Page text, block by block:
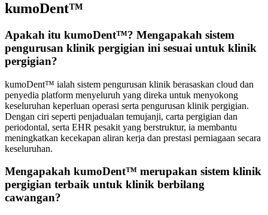
kumoDent™
Apakah itu kumoDent™? Mengapakah sistem
pengurusan klinik pergigian ini sesuai untuk klinik
pergigian?
kumoDent™ ialah sistem pengurusan klinik berasaskan cloud dan
penyedia platform menyeluruh yang direka untuk menyokong
keseluruhan keperluan operasi serta pengurusan klinik pergigian.
Dengan ciri seperti penjadualan temujanji, carta pergigian dan
periodontal, serta EHR pesakit yang berstruktur, ia membantu
meningkatkan kecekapan aliran kerja dan prestasi perniagaan secara
keseluruhan.
Mengapakah kumoDent™ merupakan sistem klinik
pergigian terbaik untuk klinik berbilang
cawangan?